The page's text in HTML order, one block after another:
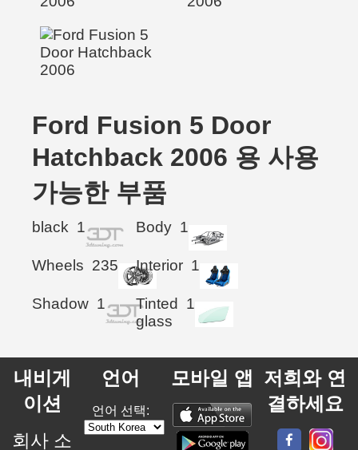
Ford Fusion 5 Door
Hatchback 2006 용 사용
가능한 부품
black 1 Body 1
Wheels 235 Interior 1
Shadow 1
Tinted
glass
1
내비게
이션
회사 소
언어
언어 선택:
모바일 앱 저희와 연
결하세요